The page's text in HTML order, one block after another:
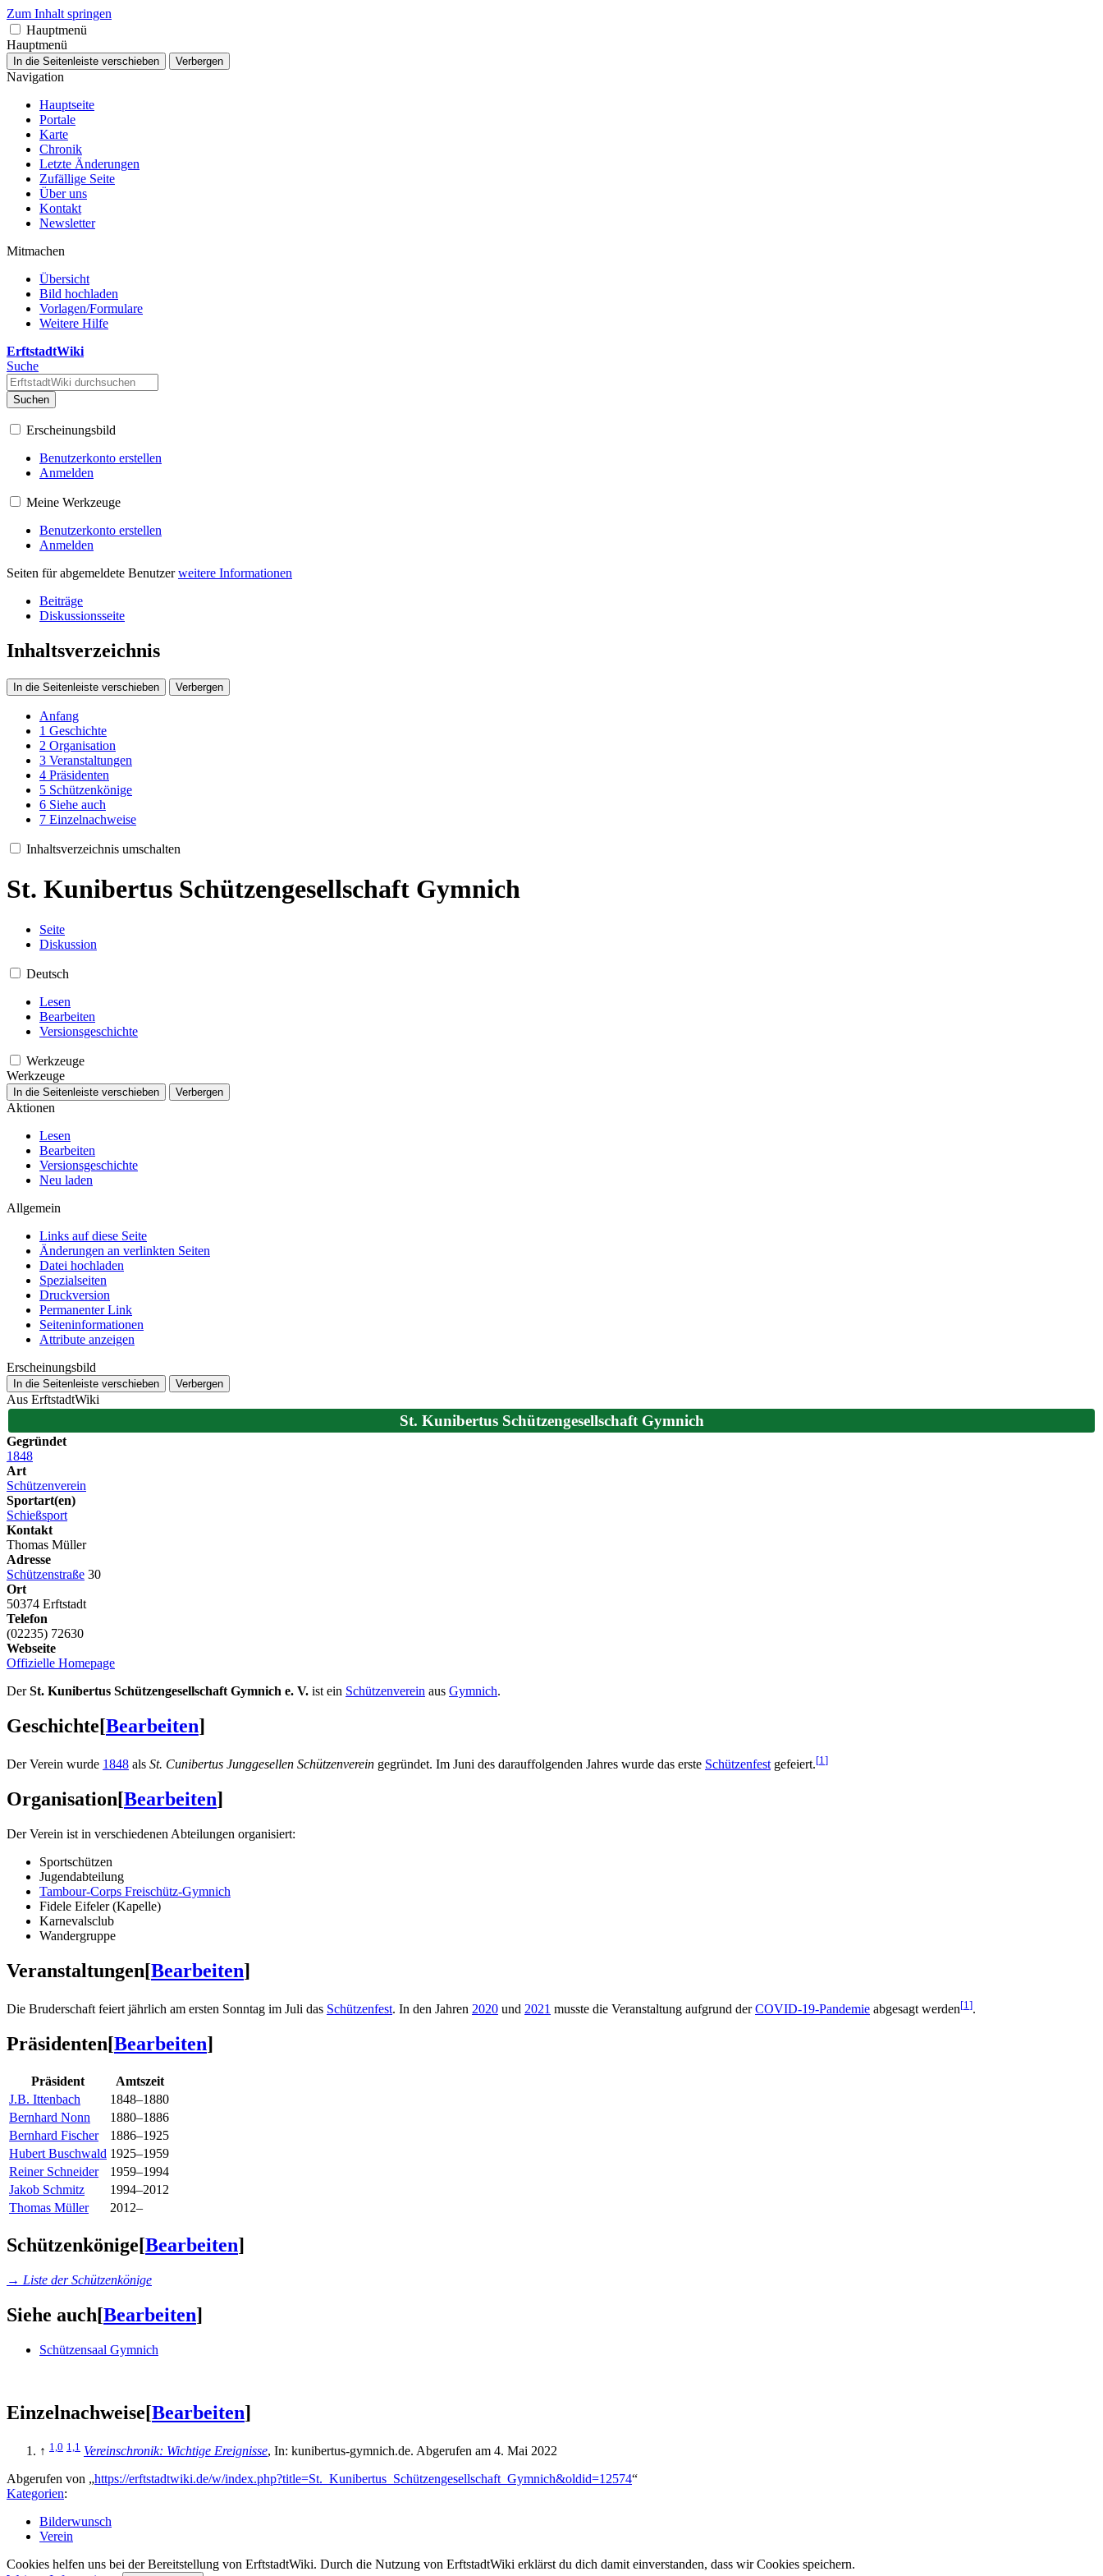
Zum Inhalt springen
Hauptmenü
Hauptmenü
In die Seitenleiste verschieben Verbergen
Navigation
Hauptseite
Portale
Karte
Chronik
Letzte Änderungen
Zufällige Seite
Über uns
Kontakt
Newsletter
Mitmachen
Übersicht
Bild hochladen
Vorlagen/Formulare
Weitere Hilfe
ErftstadtWiki
Suche
Suchen
Erscheinungsbild
Benutzerkonto erstellen
Anmelden
Meine Werkzeuge
Benutzerkonto erstellen
Anmelden
Seiten für abgemeldete Benutzerweitere Informationen
Beiträge
Diskussionsseite
Inhaltsverzeichnis
In die Seitenleiste verschieben Verbergen
Anfang
1 Geschichte
2 Organisation
3 Veranstaltungen
4 Präsidenten
5 Schützenkönige
6 Siehe auch
7 Einzelnachweise
Inhaltsverzeichnis umschalten
St. Kunibertus Schützengesellschaft Gymnich
Seite
Diskussion
Deutsch
Lesen
Bearbeiten
Versionsgeschichte
Werkzeuge
Werkzeuge
In die Seitenleiste verschieben Verbergen
Aktionen
Lesen
Bearbeiten
Versionsgeschichte
Neu laden
Allgemein
Links auf diese Seite
Änderungen an verlinkten Seiten
Datei hochladen
Spezialseiten
Druckversion
Permanenter Link
Seiten­­informationen
Attribute anzeigen
Erscheinungsbild
In die Seitenleiste verschieben Verbergen
Aus ErftstadtWiki
St. Kunibertus Schützengesellschaft Gymnich
Gegründet
1848
Art
Schützenverein
Sportart(en)
Schießsport
Kontakt
Thomas Müller
Adresse
Schützenstraße 30
Ort
50374 Erftstadt
Telefon
(02235) 72630
Webseite
Offizielle Homepage
DerSt. Kunibertus Schützengesellschaft Gymnich e. V. ist ein Schützenverein aus Gymnich.
Geschichte[Bearbeiten]
Der Verein wurde 1848 als St. Cunibertus Junggesellen Schützenverein gegründet. Im Juni des darauffolgenden Jahres wurde das erste Schützenfestgefeiert.[1]
Organisation[Bearbeiten]
Der Verein ist in verschiedenen Abteilungen organisiert:
Sportschützen
Jugendabteilung
Tambour-Corps Freischütz-Gymnich
Fidele Eifeler (Kapelle)
Karnevalsclub
Wandergruppe
Veranstaltungen[Bearbeiten]
Die Bruderschaft feiert jährlich am ersten Sonntag im Juli das Schützenfest. In den Jahren 2020 und 2021 musste die Veranstaltung aufgrund derCOVID-19-Pandemie abgesagt werden[1].
Präsidenten[Bearbeiten]
Präsident
Amtszeit
J.B. Ittenbach
1848–1880
Bernhard Nonn
1880–1886
Bernhard Fischer
1886–1925
Hubert Buschwald 1925–1959
Reiner Schneider
1959–1994
Jakob Schmitz
1994–2012
Thomas Müller
2012–
Schützenkönige[Bearbeiten]
→ Liste der Schützenkönige
Siehe auch[Bearbeiten]
Schützensaal Gymnich
Einzelnachweise[Bearbeiten]
↑ 1,0 1,1 Vereinschronik: Wichtige Ereignisse, In: kunibertus-gymnich.de. Abgerufen am 4. Mai 2022
Abgerufen von „https://erftstadtwiki.de/w/index.php?title=St._Kunibertus_Schützengesellschaft_Gymnich&oldid=12574“
Kategorien:
Bilderwunsch
Verein
Cookies helfen uns bei der Bereitstellung von ErftstadtWiki. Durch die Nutzung von ErftstadtWiki erklärst du dich damit einverstanden, dass wir Cookies speichern.